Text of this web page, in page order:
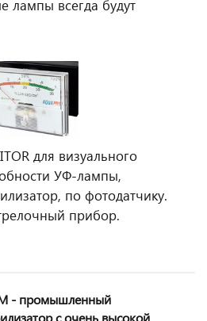
лампы всегда будут
для визуального
УФ-лампы,
по фотодатчику.
прибор.
- промышленный
с очень высокой